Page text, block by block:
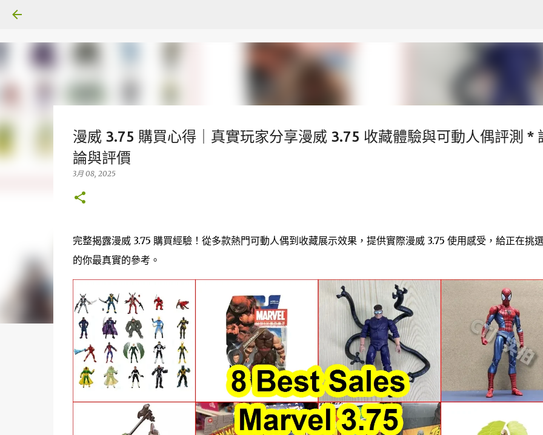
漫威 3.75 購買心得｜真實玩家分享漫威 3.75 收藏體驗與可動人偶評測 *
論與評價
3月 08, 2025
完整揭露漫威 3.75 購買經驗！從多款熱門可動人偶到收藏展示效果，提供實際漫威 3.75 使用感受，給正在挑
的你最真實的參考。